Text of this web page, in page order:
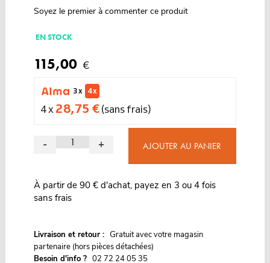
Soyez le premier à commenter ce produit
EN STOCK
115,00 €
3 x 4 x
4 x 28,75 €(sans frais)
- + AJOUTER AU PANIER
À partir de 90 € d'achat, payez en 3 ou 4 fois
sans frais
Livraison et retour : Gratuit avec votre magasin
partenaire (hors pièces détachées)
Besoin d'info ? 02 72 24 05 35